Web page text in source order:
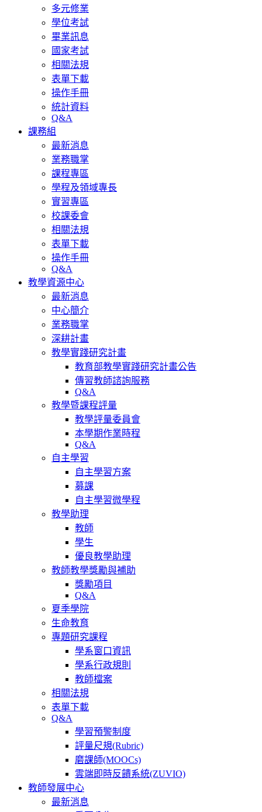
多元修業
學位考試
畢業訊息
國家考試
相關法規
表單下載
操作手冊
統計資料
Q&A
課務組
最新消息
業務職掌
課程專區
學程及領域專長
實習專區
校課委會
相關法規
表單下載
操作手冊
Q&A
教學資源中心
最新消息
中心簡介
業務職掌
深耕計畫
教學實踐研究計畫
教育部教學實踐研究計畫公告
傳習教師諮詢服務
Q&A
教學暨課程評量
教學評量委員會
本學期作業時程
Q&A
自主學習
自主學習方案
募課
自主學習微學程
教學助理
教師
學生
優良教學助理
教師教學獎勵與補助
獎勵項目
Q&A
夏季學院
生命教育
專題研究課程
學系窗口資訊
學系行政規則
教師檔案
相關法規
表單下載
Q&A
學習預警制度
評量尺規(Rubric)
磨課師(MOOCs)
雲端即時反饋系統(ZUVIO)
教師發展中心
最新消息